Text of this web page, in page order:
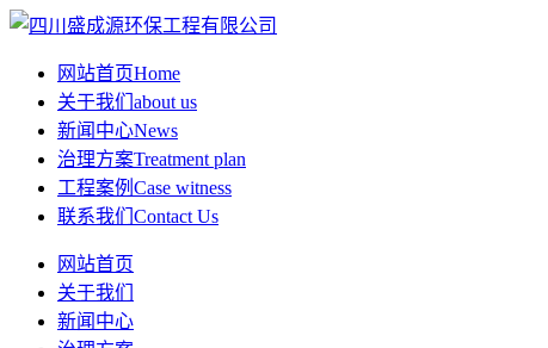
网站首页Home
关于我们 about us
新闻中心News
治理方案Treatment plan
工程案例 Case witness
联系我们 Contact Us
网站首页
关于我们
新闻中心